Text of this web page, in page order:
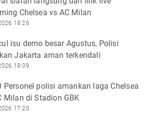
Chelsea vs AC Milan
18:26
isu demo besar Agustus, Polisi
Jakarta aman terkendali
18:09
Personel polisi amankan laga Chelsea
Milan di Stadion GBK
17:20